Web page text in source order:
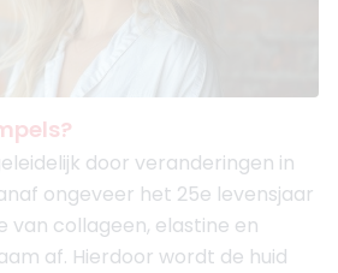
door veranderingen in
ongeveer het 25e levensjaar
van collageen, elastine en
af. Hierdoor wordt de huid